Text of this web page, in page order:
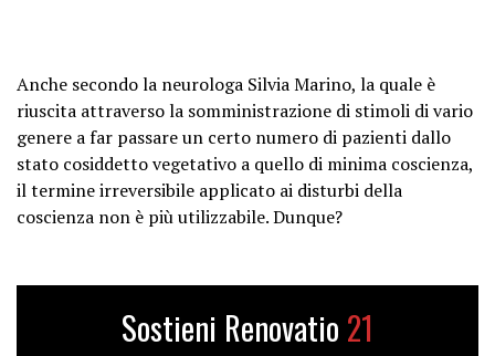
Anche secondo la neurologa Silvia Marino, la quale è
riuscita attraverso la somministrazione di stimoli di vario
genere a far passare un certo numero di pazienti dallo
stato cosiddetto vegetativo a quello di minima coscienza,
il termine irreversibile applicato ai disturbi della
coscienza non è più utilizzabile. Dunque?
Sostieni Renovatio 21